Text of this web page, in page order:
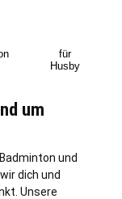
für
Husby
um
und
dich und
Unsere